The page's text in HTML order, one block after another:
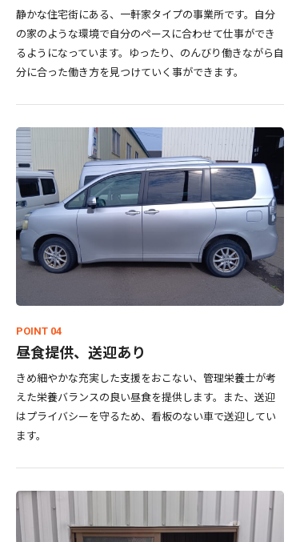
静かな住宅街にある、一軒家タイプの事業所です。自分
の家のような環境で自分のペースに合わせて仕事ができ
るようになっています。ゆったり、のんびり働きながら自
分に合った働き方を見つけていく事ができます。
POINT 04
昼食提供、送迎あり
きめ細やかな充実した支援をおこない、管理栄養士が考
えた栄養バランスの良い昼食を提供します。また、送迎
はプライバシーを守るため、看板のない車で送迎してい
ます。